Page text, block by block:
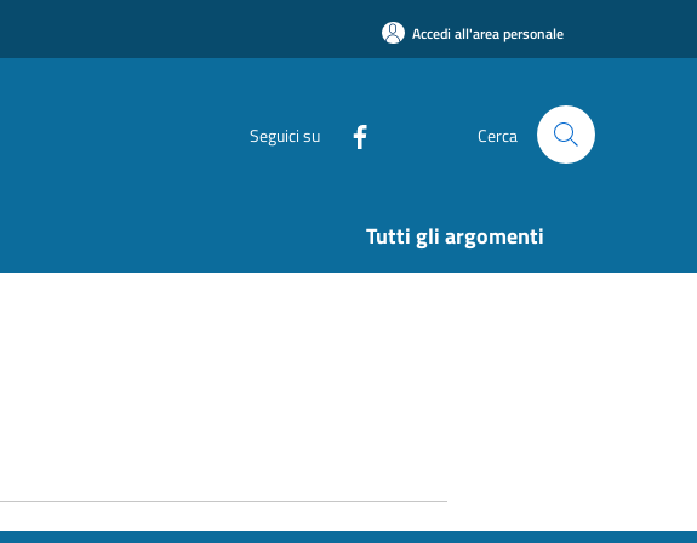
Accedi all'area personale
Seguici su Cerca
Tutti gli argomenti